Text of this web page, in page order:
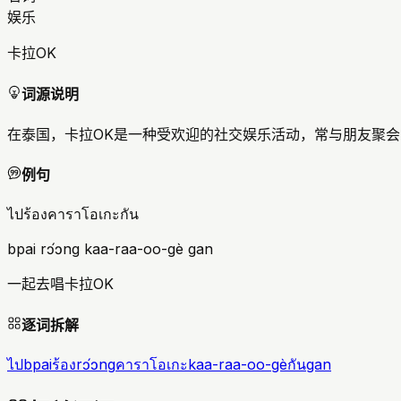
娱乐
卡拉OK
词源说明
在泰国，卡拉OK是一种受欢迎的社交娱乐活动，常与朋友聚会
例句
ไปร้องคาราโอเกะกัน
bpai rɔ́ɔng kaa-raa-oo-gè gan
一起去唱卡拉OK
逐词拆解
ไปbpaiร้องrɔ́ɔngคาราโอเกะkaa-raa-oo-gèกันgan